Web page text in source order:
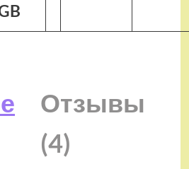
Отзывы
(4)